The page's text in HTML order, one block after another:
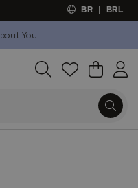
BR | BRL
You
Procura O Meu